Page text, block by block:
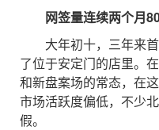
网签量连续两个月
大年初十，三年来首
了位于安定门的店里。
和新盘案场的常态，在
市场活跃度偏低，不少
假。